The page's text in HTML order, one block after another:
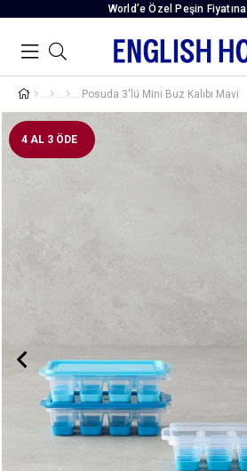
World’e Özel Peşin Fiyatına
Posuda 3'lü Mini Buz Kalıbı Mavi
4 AL 3 ÖDE